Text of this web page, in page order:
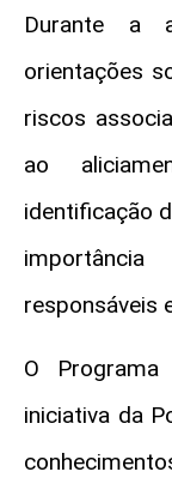
Durante a
orientações
riscos
ao
identificação
responsáveis
O
iniciativa da